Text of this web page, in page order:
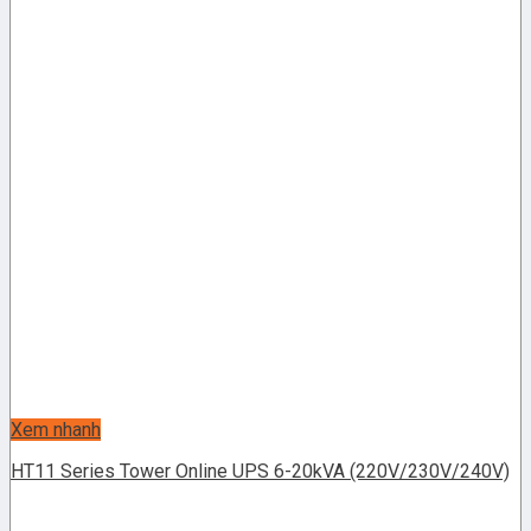
Xem nhanh
HT11 Series Tower Online UPS 6-20kVA (220V/230V/240V)